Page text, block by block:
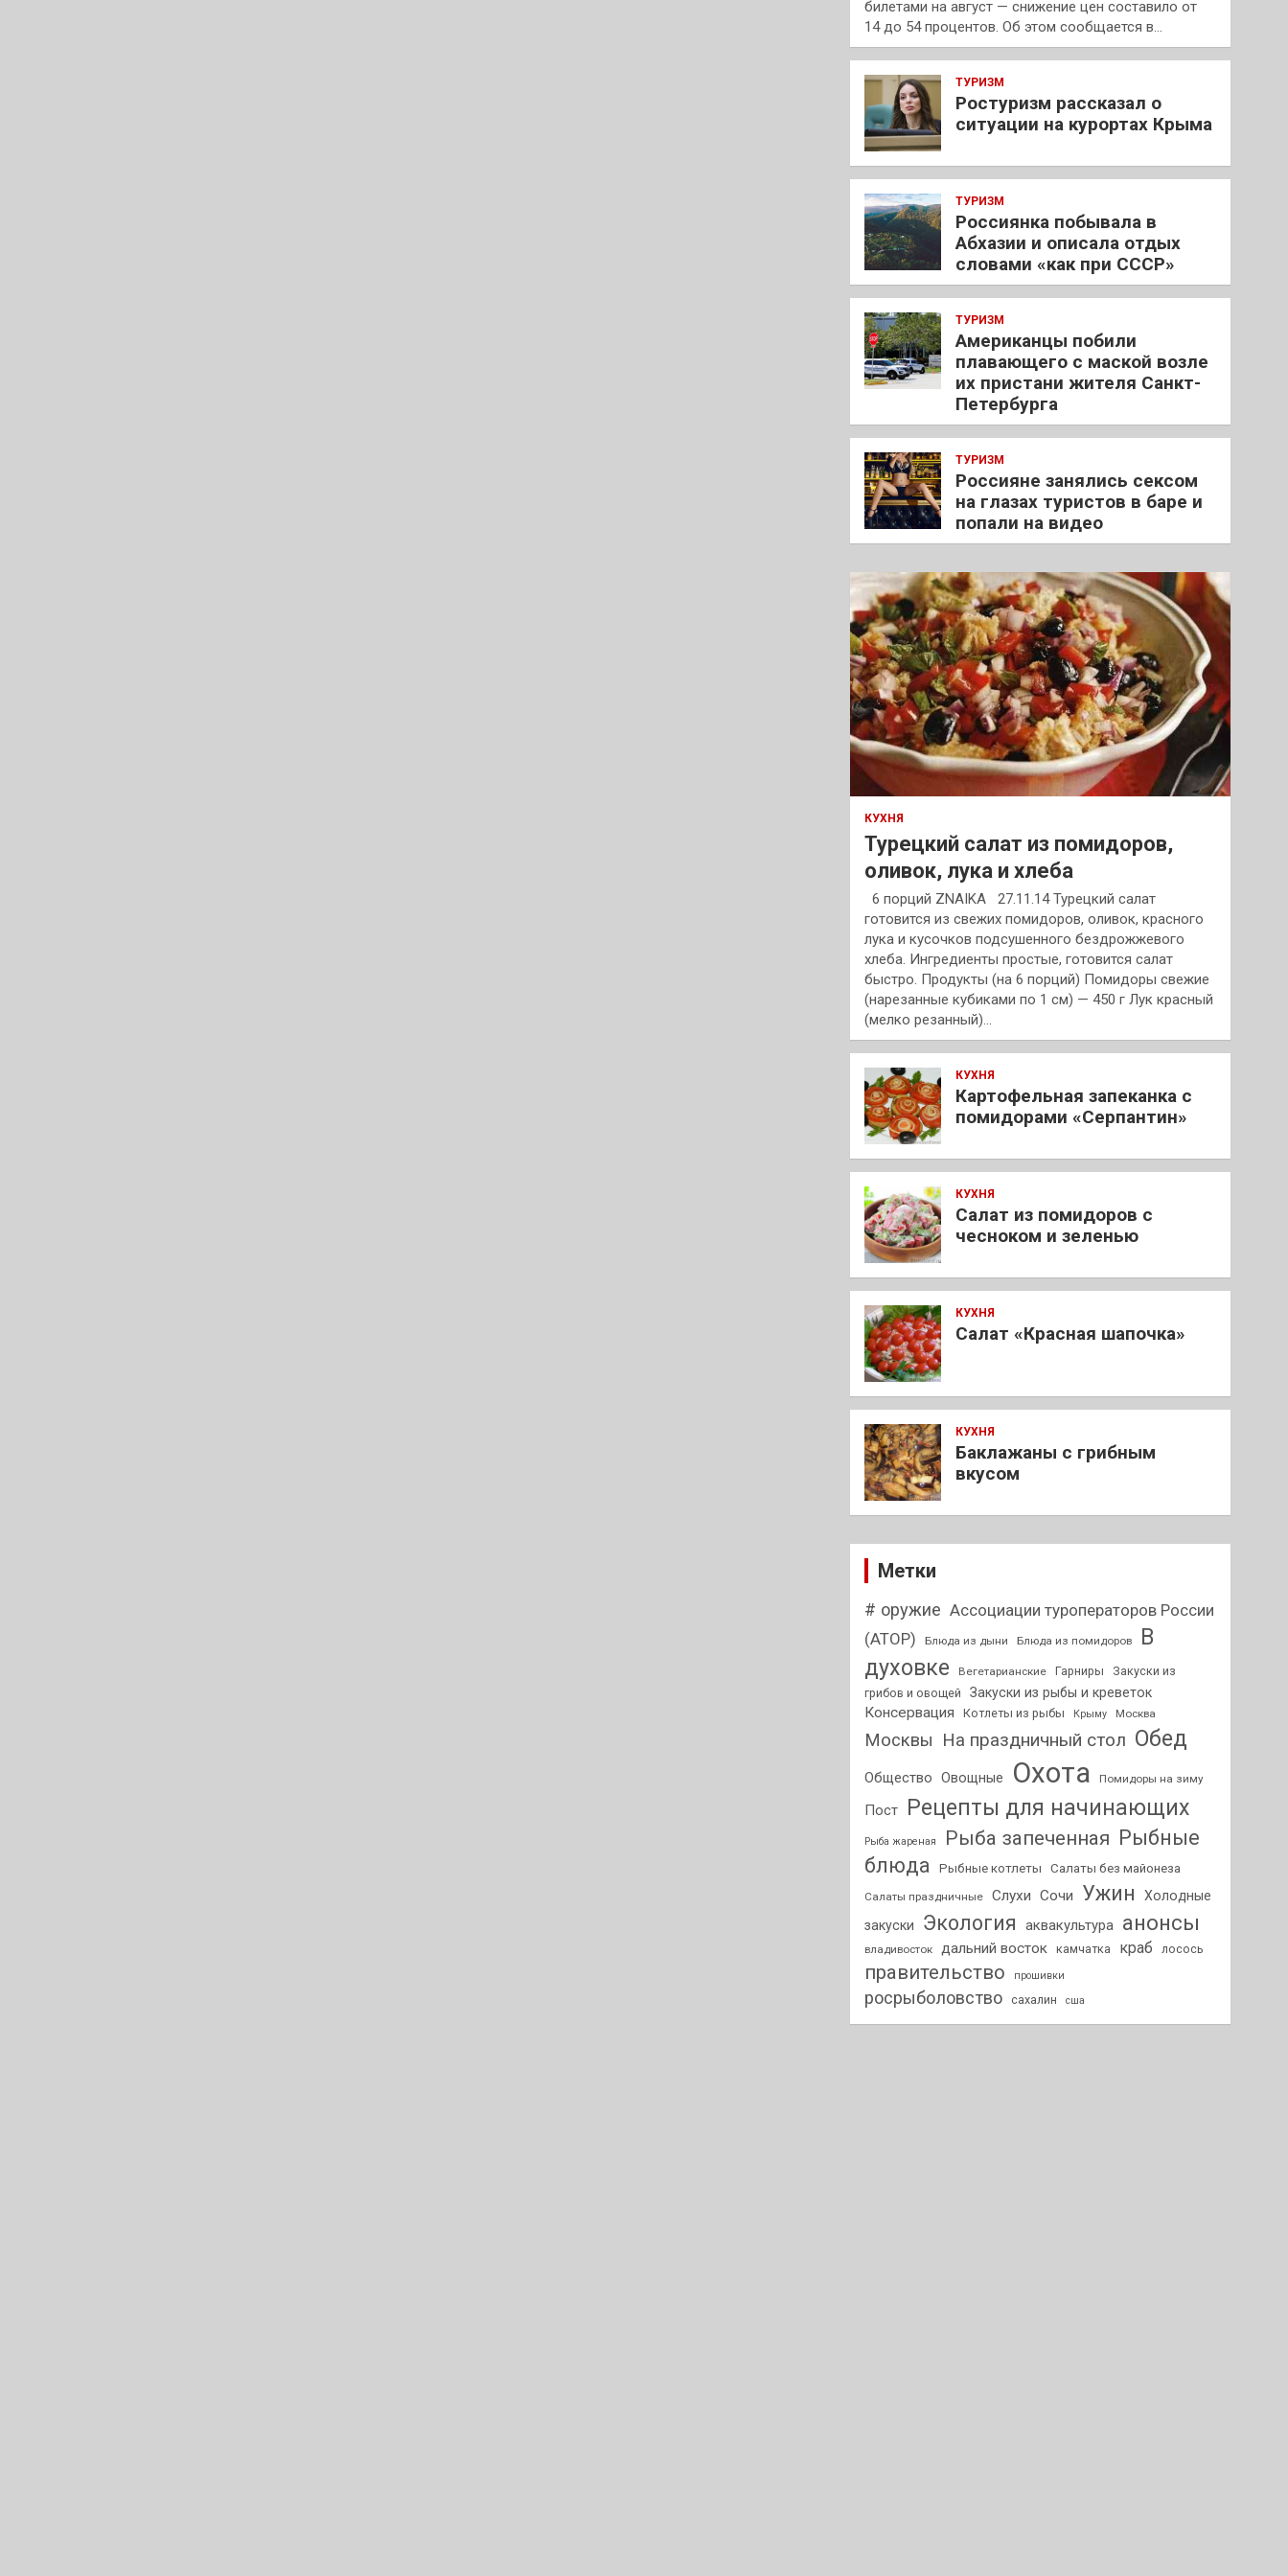
билетами на август — снижение цен составило от
14 до 54 процентов. Об этом сообщается в…
ТУРИЗМ
Ростуризм рассказал о
ситуации на курортах Крыма
ТУРИЗМ
Россиянка побывала в
Абхазии и описала отдых
словами «как при СССР»
ТУРИЗМ
Американцы побили
плавающего с маской возле
их пристани жителя Санкт-
Петербурга
ТУРИЗМ
Россияне занялись сексом
на глазах туристов в баре и
попали на видео
КУХНЯ
Турецкий салат из помидоров,
оливок, лука и хлеба
6 порций ZNAIKA 27.11.14 Турецкий салат
готовится из свежих помидоров, оливок, красного
лука и кусочков подсушенного бездрожжевого
хлеба. Ингредиенты простые, готовится салат
быстро. Продукты (на 6 порций) Помидоры свежие
(нарезанные кубиками по 1 см) — 450 г Лук красный
(мелко резанный)…
КУХНЯ
Картофельная запеканка с
помидорами «Серпантин»
КУХНЯ
Салат из помидоров с
чесноком и зеленью
КУХНЯ
Салат «Красная шапочка»
КУХНЯ
Баклажаны с грибным
вкусом
Метки
# оружие Ассоциации туроператоров России
(АТОР)
Блюда из дыни Блюда из помидоров
В
духовке
Вегетарианские Гарниры
Закуски из
грибов и овощей
Закуски из рыбы и креветок
Консервация Котлеты из рыбы Крыму Москва
Москвы На праздничный стол Обед
Общество Овощные Охота Помидоры на зиму
Пост Рецепты для начинающих
Рыба жареная Рыба запеченная Рыбные
блюда
Рыбные котлеты Салаты без майонеза
Салаты праздничные Слухи Сочи Ужин
Холодные
закуски
Экология аквакультура анонсы
владивосток дальний восток камчатка краб лосось
правительство прошивки
росрыболовство сахалин сша